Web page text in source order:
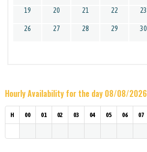
19 20 21 22 23
26 27 28 29 30
Hourly Availability for the day 08/08/2026
H 00 01 02 03 04 05 06 07